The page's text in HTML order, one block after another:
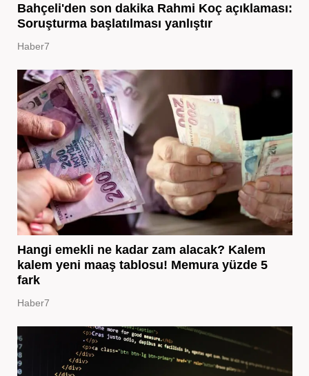
Bahçeli'den son dakika Rahmi Koç açıklaması:
Soruşturma başlatılması yanlıştır
Haber7
Hangi emekli ne kadar zam alacak? Kalem
kalem yeni maaş tablosu! Memura yüzde 5
fark
Haber7